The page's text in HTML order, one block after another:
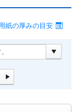
用紙の厚みの目安